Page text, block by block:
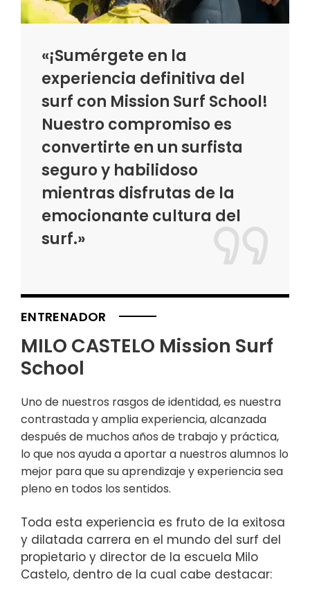
«¡Sumérgete en la
experiencia definitiva del
surf con Mission Surf School!
Nuestro compromiso es
convertirte en un surfista
seguro y habilidoso
mientras disfrutas de la
emocionante cultura del
surf.»
ENTRENADOR
MILO CASTELO Mission Surf
School
Uno de nuestros rasgos de identidad, es nuestra
contrastada y amplia experiencia, alcanzada
después de muchos años de trabajo y práctica,
lo que nos ayuda a aportar a nuestros alumnos lo
mejor para que su aprendizaje y experiencia sea
pleno en todos los sentidos.
Toda esta experiencia es fruto de la exitosa
y dilatada carrera en el mundo del surf del
propietario y director de la escuela Milo
Castelo, dentro de la cual cabe destacar: